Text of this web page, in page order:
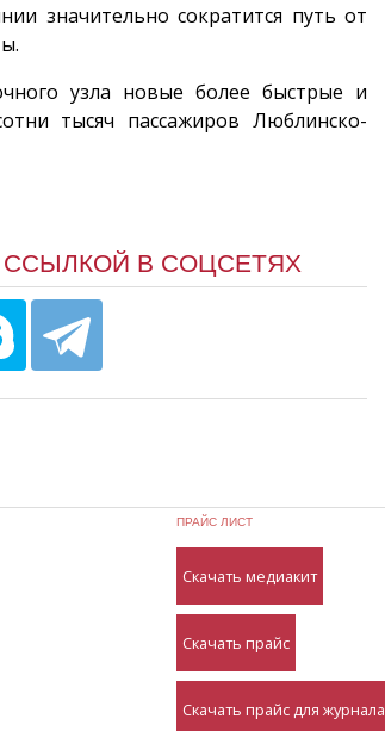
значительно сократится путь от
узла новые более быстрые и
тысяч пассажиров Люблинско-
В СОЦСЕТЯХ
ПРАЙС ЛИСТ
Скачать медиакит
Скачать прайс
Скачать прайс для журнала